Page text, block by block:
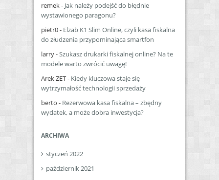
remek- Jak należy podejść do błędnie
wystawionego paragonu?
pietr0- Elzab K1 Slim Online, czyli kasa fiskalna
do złudzenia przypominająca smartfon
larry-Szukasz drukarki fiskalnej online? Na te
modele warto zwrócić uwagę!
Arek ZET- Kiedy kluczowa staje się
wytrzymałość technologii sprzedaży
berto - Rezerwowa kasa fiskalna – zbędny
wydatek, a może dobra inwestycja?
ARCHIWA
styczeń 2022
październik 2021